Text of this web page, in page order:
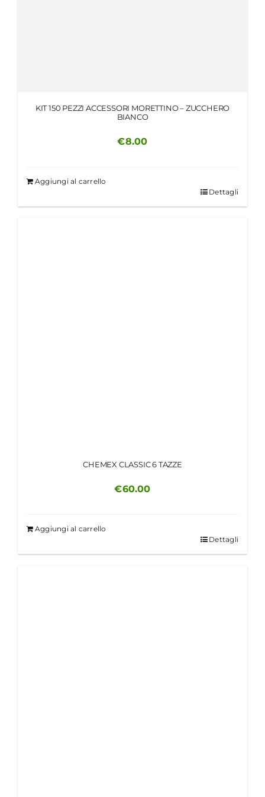
KIT 150 PEZZI ACCESSORI MORETTINO – ZUCCHERO
BIANCO
€8.00
Aggiungi al carrello
Dettagli
CHEMEX CLASSIC 6 TAZZE
€60.00
Aggiungi al carrello
Dettagli